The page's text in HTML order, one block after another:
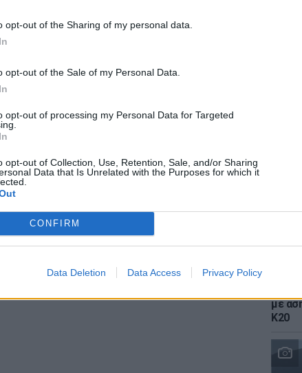
opt-out of the Sharing of my personal data.
opt-out of the Sale of my Personal Data.
opt-out of processing my Personal Data for Targeted
opt-out of Collection, Use, Retention, Sale, and/or Sharing
Data that Is Unrelated with the Purposes for which it
CONFIRM
Data Deletion Data Access Privacy Policy
Η
με
Κ20
τη μαγεία διαβάζοντας ένα βιβλίο για τον
χτυπήστε κάποια στιγμή ένα
η παρουσία του. Κάντε μερικές
από λάσπη στο τζάκι ή την είσοδο της